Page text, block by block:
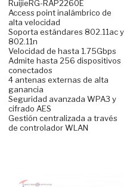
RuijieRG-RAP2260E
Access point inalámbrico de
alta velocidad
Soporta estándares 802.11ac y
802.11n
Velocidad de hasta 1.75Gbps
Admite hasta 256 dispositivos
conectados
4 antenas externas de alta
ganancia
Seguridad avanzada WPA3 y
cifrado AES
Gestión centralizada a través
de controlador WLAN